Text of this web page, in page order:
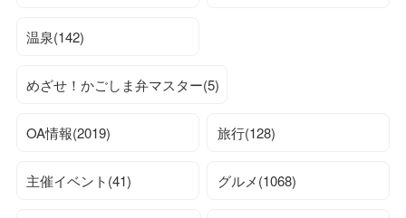
温泉(142)
めざせ！かごしま弁マスター(5)
OA情報(2019) 旅行(128)
主催イベント(41) グルメ(1068)